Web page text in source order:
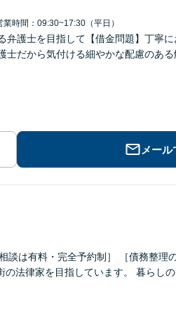
業時間：09:30~17:30（平日）
弁護士を目指して【借金問題】丁寧
士だから気付ける細やかな配慮のあ
メー
談は有料・完全予約制］ ［債務整理
法律家を目指しています。 暮らし